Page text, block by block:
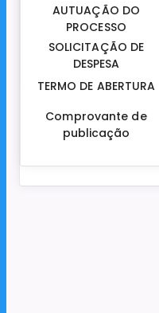
AUTUAÇÃO DO
PROCESSO
SOLICITAÇÃO DE
DESPESA
TERMO DE ABERTURA
Comprovante de
publicação